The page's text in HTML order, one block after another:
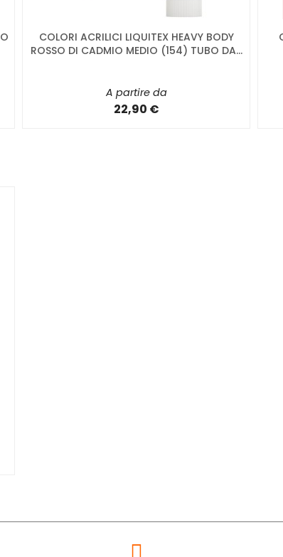
COLORI ACRILICI LIQUITEX HEAVY BODY
ROSSO DI CADMIO MEDIO (154) TUBO DA...
A partire da
22,90 €